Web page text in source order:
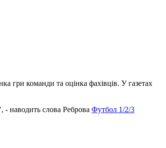
гри команди та оцінка фахівців. У газетах
- наводить слова Реброва Футбол 1/2/3